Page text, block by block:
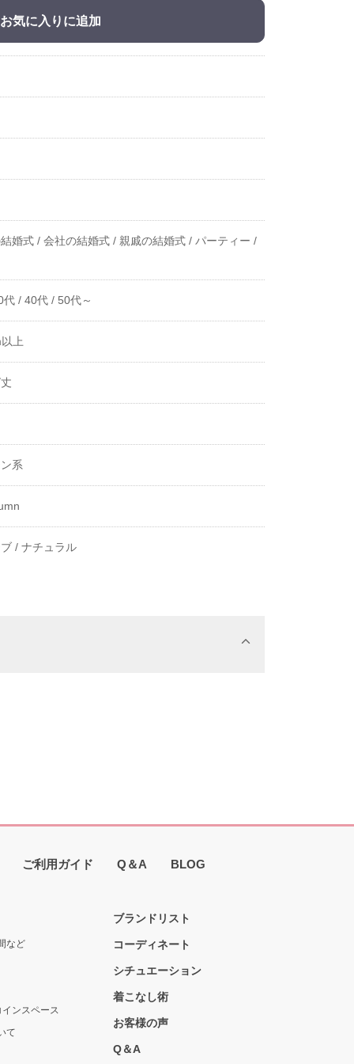
お気に入りに追加
婚式 / 会社の結婚式 / 親戚の結婚式 / パーティー /
代 / 40代 / 50代～
上
系
/ ナチュラル
ご利用ガイド Q＆A BLOG
など
ンスペース
て
ブランドリスト
コーディネート
シチュエーション
着こなし術
お客様の声
Q＆A